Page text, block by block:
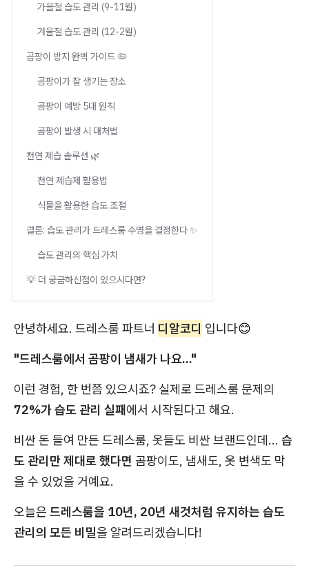
가을철 습도 관리 (9-11월)
겨울철 습도 관리 (12-2월)
곰팡이 방지 완벽 가이드 🦠
곰팡이가 잘 생기는 장소
곰팡이 예방 5대 원칙
곰팡이 발생 시 대처법
천연 제습 솔루션 🌿
천연 제습제 활용법
식물을 활용한 습도 조절
결론: 습도 관리가 드레스룸 수명을 결정한다 ✨
습도 관리의 핵심 가치
💡 더 궁금하신점이 있으시다면?
안녕하세요. 드레스룸 파트너 디알코디 입니다😊
"드레스룸에서 곰팡이 냄새가 나요..."
이런 경험, 한 번쯤 있으시죠? 실제로 드레스룸 문제의
72%가 습도 관리 실패에서 시작된다고 해요.
비싼 돈 들여 만든 드레스룸, 옷들도 비싼 브랜드인데... 습
도 관리만 제대로 했다면 곰팡이도, 냄새도, 옷 변색도 막
을 수 있었을 거예요.
오늘은 드레스룸을 10년, 20년 새것처럼 유지하는 습도
관리의 모든 비밀을 알려드리겠습니다!